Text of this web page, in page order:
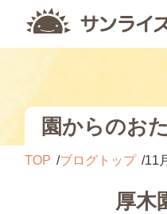
園からのお
TOP ブログトップ 11
厚木